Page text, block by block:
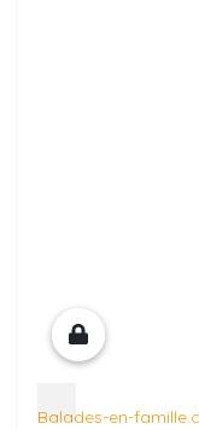
Balades-en-